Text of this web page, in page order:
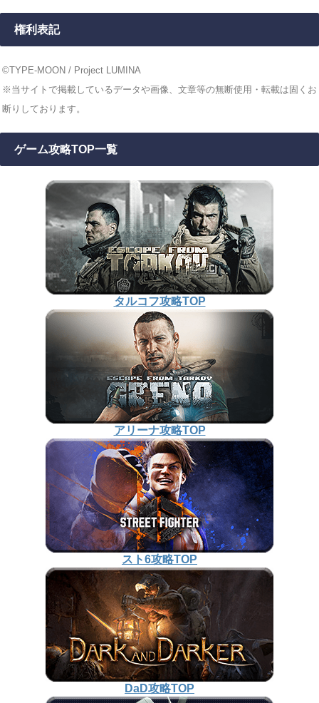
権利表記
©TYPE-MOON / Project LUMINA
※当サイトで掲載しているデータや画像、文章等の無断使用・転載は固くお
断りしております。
ゲーム攻略TOP一覧
タルコフ攻略TOP
アリーナ攻略TOP
スト6攻略TOP
DaD攻略TOP